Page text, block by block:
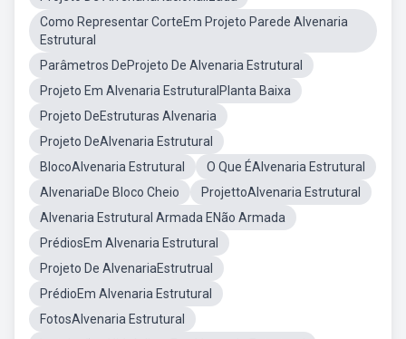
Como Representar CorteEm Projeto Parede Alvenaria
Estrutural
Parâmetros DeProjeto De Alvenaria Estrutural
Projeto Em Alvenaria EstruturalPlanta Baixa
Projeto DeEstruturas Alvenaria
Projeto DeAlvenaria Estrutural
BlocoAlvenaria Estrutural
O Que ÉAlvenaria Estrutural
AlvenariaDe Bloco Cheio
ProjettoAlvenaria Estrutural
Alvenaria Estrutural Armada ENão Armada
PrédiosEm Alvenaria Estrutural
Projeto De AlvenariaEstrutrual
PrédioEm Alvenaria Estrutural
FotosAlvenaria Estrutural